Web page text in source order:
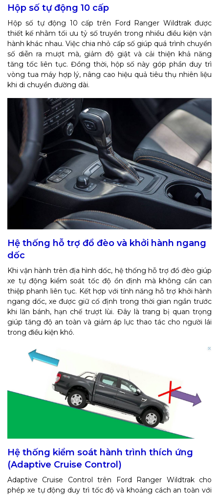
Hộp số tự động 10 cấp
Hộp số tự động 10 cấp trên Ford Ranger Wildtrak được
thiết kế nhằm tối ưu tỷ số truyền trong nhiều điều kiện vận
hành khác nhau. Việc chia nhỏ cấp số giúp quá trình chuyển
số diễn ra mượt mà, giảm độ giật và cải thiện khả năng
tăng tốc liên tục. Đồng thời, hộp số này góp phần duy trì
vòng tua máy hợp lý, nâng cao hiệu quả tiêu thụ nhiên liệu
khi di chuyển đường dài.
Hệ thống hỗ trợ đổ đèo và khởi hành ngang
dốc
Khi vận hành trên địa hình dốc, hệ thống hỗ trợ đổ đèo giúp
xe tự động kiểm soát tốc độ ổn định mà không cần can
thiệp phanh liên tục. Kết hợp với tính năng hỗ trợ khởi hành
ngang dốc, xe được giữ cố định trong thời gian ngắn trước
khi lăn bánh, hạn chế trượt lùi. Đây là trang bị quan trọng
giúp tăng độ an toàn và giảm áp lực thao tác cho người lái
trong điều kiện khó.
Hệ thống kiểm soát hành trình thích ứng
(Adaptive Cruise Control)
Adaptive Cruise Control trên Ford Ranger Wildtrak cho
phép xe tự động duy trì tốc độ và khoảng cách an toàn với